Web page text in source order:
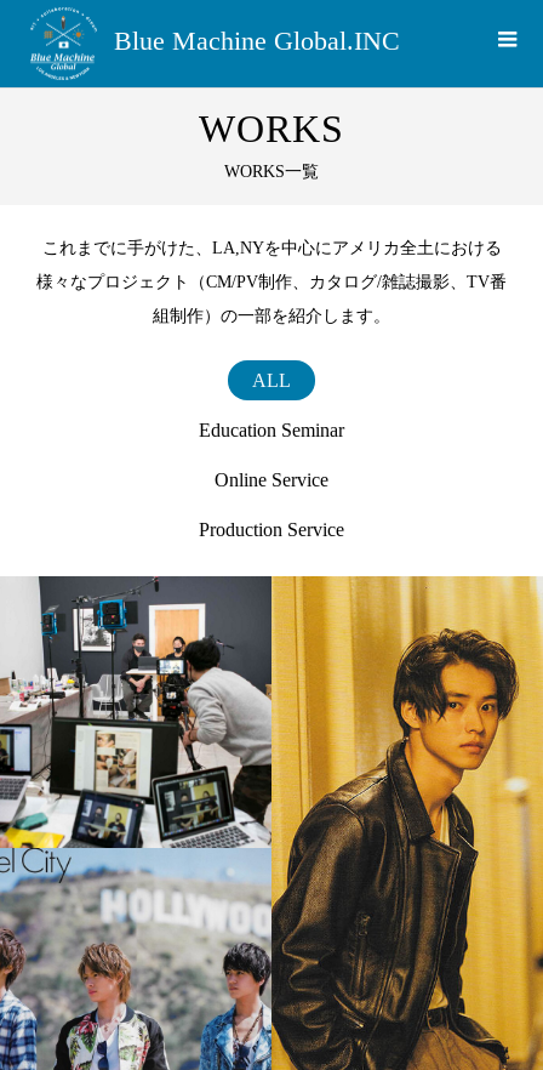
Blue Machine Global.INC
WORKS
WORKS一覧
これまでに手がけた、LA,NYを中心にアメリカ全土における
様々なプロジェクト（CM/PV制作、カタログ/雑誌撮影、TV番
組制作）の一部を紹介します。
ALL
Education Seminar
Online Service
Production Service
Online Special Makeup